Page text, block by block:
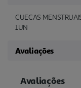
CUECAS
1UN
Avaliações